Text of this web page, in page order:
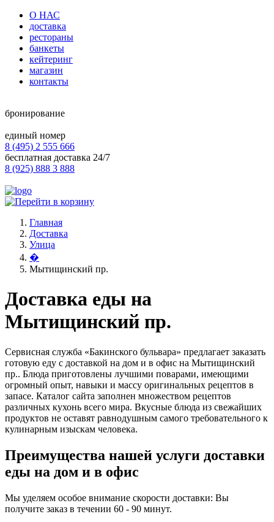
О НАС
доставка
рестораны
банкеты
кейтеринг
магазин
контакты
бронирование
единый номер
8 (495) 2 555 666
бесплатная доставка 24/7
8 (925) 888 3 888
Главная
Доставка
Улица
�
Мытищинский пр.
Доставка еды на
Мытищинский пр.
Сервисная служба «Бакинского бульвара» предлагает заказать
готовую еду с доставкой на дом и в офис на Мытищинский
пр.. Блюда приготовлены лучшими поварами, имеющими
огромный опыт, навыки и массу оригинальных рецептов в
запасе. Каталог сайта заполнен множеством рецептов
различных кухонь всего мира. Вкусные блюда из свежайших
продуктов не оставят равнодушным самого требовательного к
кулинарным изыскам человека.
Преимущества нашей услуги доставки
еды на дом и в офис
Мы уделяем особое внимание скорости доставки: Вы
получите заказ в течении 60 - 90 минут.